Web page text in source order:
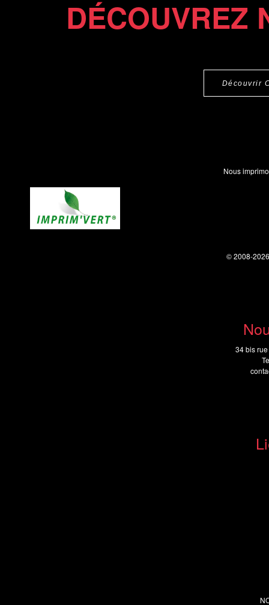
DÉCOUVREZ
Découvrir
34 bis
Nous
© 2008-